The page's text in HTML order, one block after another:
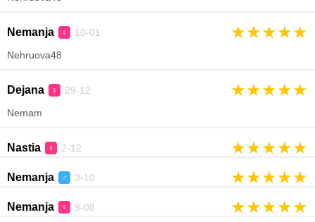
Nemanja ♀ 10-01 ★★★★★
Nehruova48
Dejana ♀ 29-12 ★★★★★
Nemam
Nastia ♀ 2-12 ★★★★★
Nemanja ♂ 3-10 ★★★★★
Nemanja ♀ 9-08 ★★★★★